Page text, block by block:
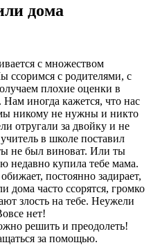
дома
с множеством
ссоримся с родителями, с
плохие оценки в
иногда кажется, что нас
никому не нужны и никто
отругали за двойку и не
в школе поставил
не был виноват. Или ты
недавно купила тебе мама.
постоянно задирает,
дома часто ссорятся, громко
злость на тебе. Неужели
нет!
решить и преодолеть!
за помощью.